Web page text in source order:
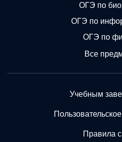
ОГЭ по
ОГЭ по
ОГЭ по
Все
Учебным
Правила